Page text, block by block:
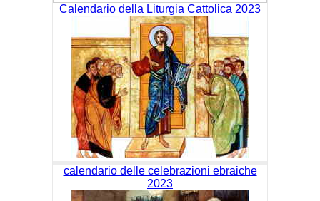
Calendario della Liturgia Cattolica 2023
calendario delle celebrazioni ebraiche
2023